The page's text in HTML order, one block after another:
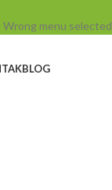
Wrong menu selected
BLOG